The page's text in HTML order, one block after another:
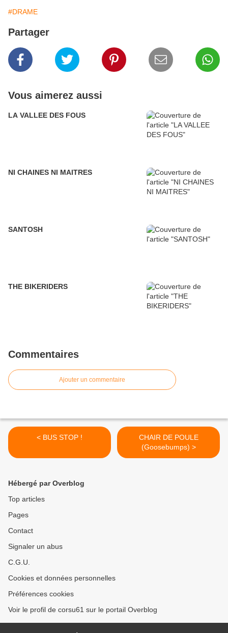
#DRAME
Partager
Vous aimerez aussi
LA VALLEE DES FOUS
NI CHAINES NI MAITRES
SANTOSH
THE BIKERIDERS
Commentaires
Ajouter un commentaire
< BUS STOP !
CHAIR DE POULE
(Goosebumps) >
Hébergé par Overblog
Top articles
Pages
Contact
Signaler un abus
C.G.U.
Cookies et données personnelles
Préférences cookies
Voir le profil de corsu61 sur le portail Overblog